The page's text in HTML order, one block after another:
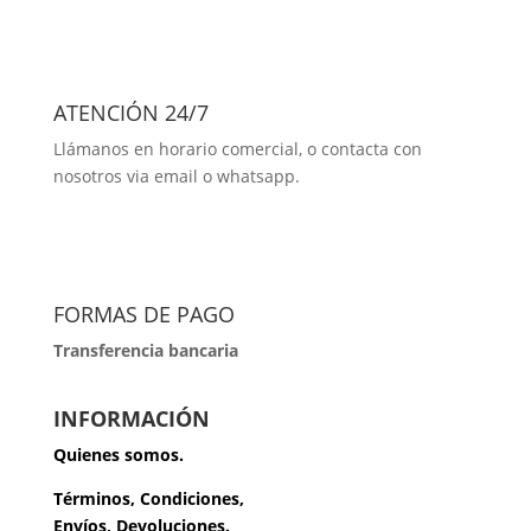
ATENCIÓN 24/7
Llámanos en horario comercial, o contacta con
nosotros via email o whatsapp.
FORMAS DE PAGO
Transferencia bancaria
INFORMACIÓN
Quienes somos.
Términos, Condiciones,
Envíos, Devoluciones.